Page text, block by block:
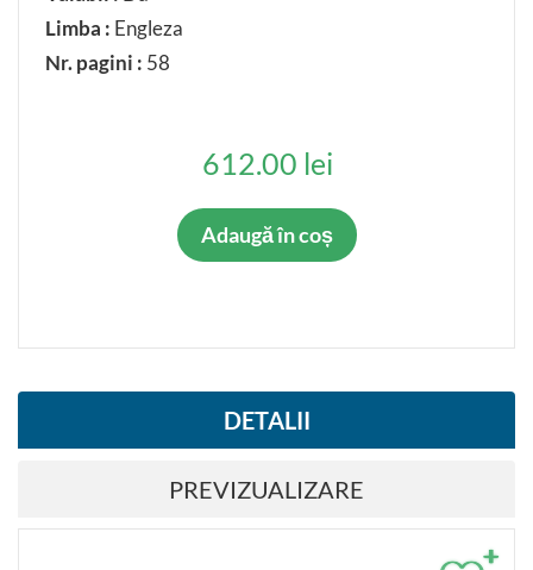
Limba : Engleza
Nr. pagini : 58
612.00 lei
Adaugă în coș
DETALII
PREVIZUALIZARE
+